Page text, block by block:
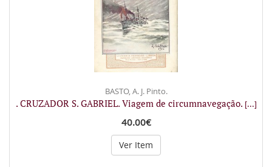
BASTO, A. J. Pinto.
. CRUZADOR S. GABRIEL. Viagem de circumnavegação. [...]
40.00€
Ver Item